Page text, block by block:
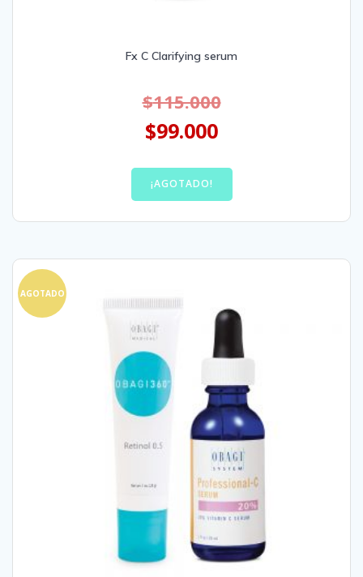
Fx C Clarifying serum
$115.000
$99.000
¡AGOTADO!
AGOTADO